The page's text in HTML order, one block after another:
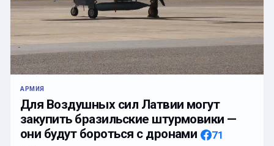
АРМИЯ
Для Воздушных сил Латвии могут
закупить бразильские штурмовики —
они будут бороться с дронами
71